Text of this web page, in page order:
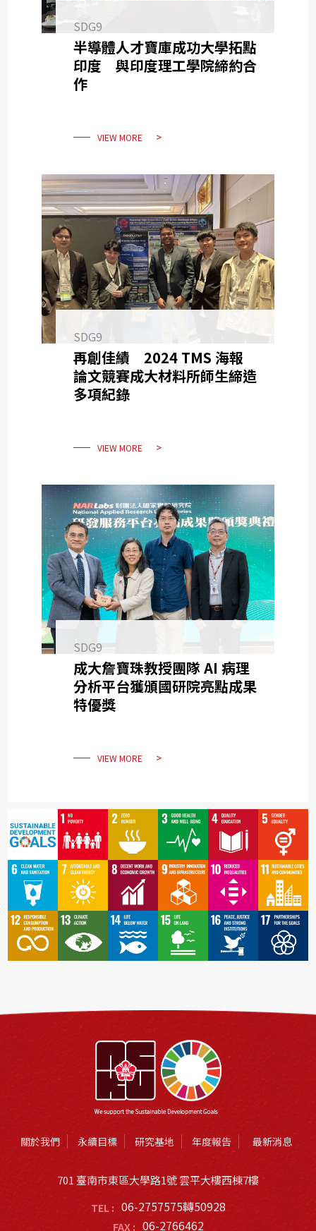
SDG9
半導體人才寶庫成功大學拓點
印度 與印度理工學院締約合
作
VIEW MORE
SDG9
再創佳績 2024 TMS 海報
論文競賽成大材料所師生締造
多項紀錄
VIEW MORE
SDG9
成大詹寶珠教授團隊 AI 病理
分析平台獲頒國研院亮點成果
特優獎
VIEW MORE
關於我們 永續目標 研究基地 年度報告 最新消息
701 臺南市東區大學路1號 雲平大樓西棟7樓
TEL : 06-2757575轉50928
FAX : 06-2766462